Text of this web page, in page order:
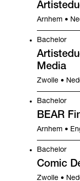
Arnhem •
Bachelor
Media
Zwolle •
Bachelor
BEAR
Arnhem •
Bachelor
Comic
Zwolle •